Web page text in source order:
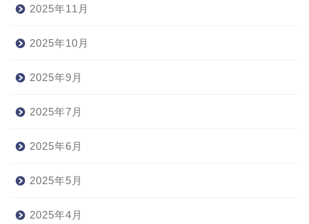
2025年11月
2025年10月
2025年9月
2025年7月
2025年6月
2025年5月
2025年4月